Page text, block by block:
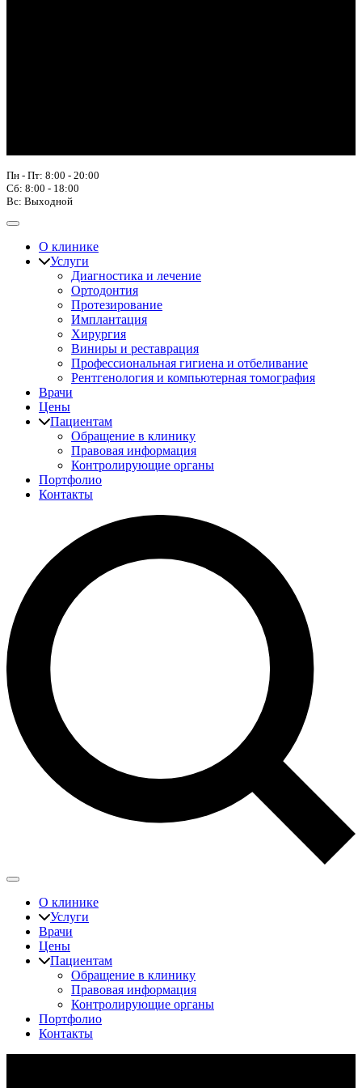
Пн - Пт: 8:00 - 20:00
Сб: 8:00 - 18:00
Вс: Выходной
О клинике
Услуги
Диагностика и лечение
Ортодонтия
Протезирование
Имплантация
Хирургия
Виниры и реставрация
Профессиональная гигиена и отбеливание
Рентгенология и компьютерная томография
Врачи
Цены
Пациентам
Обращение в клинику
Правовая информация
Контролирующие органы
Портфолио
Контакты
О клинике
Услуги
Врачи
Цены
Пациентам
Обращение в клинику
Правовая информация
Контролирующие органы
Портфолио
Контакты